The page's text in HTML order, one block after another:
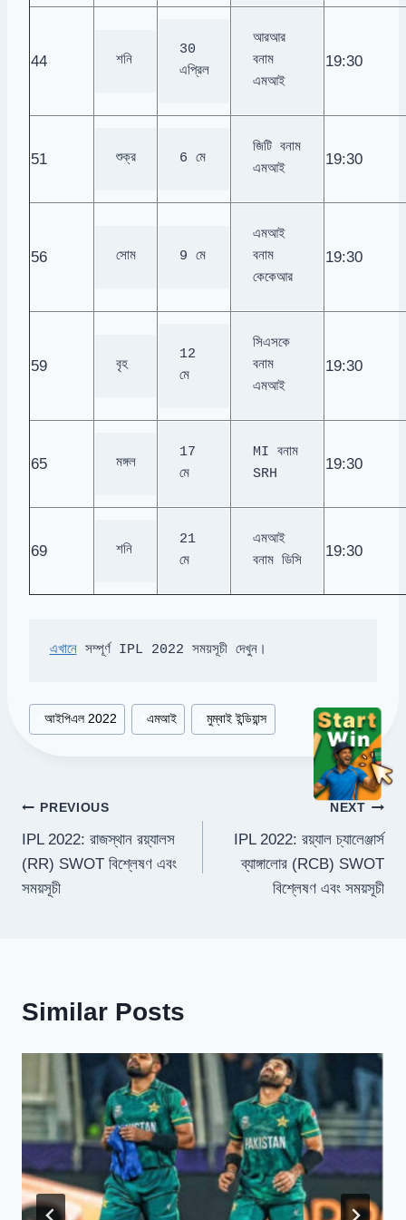
44 শনি
30
এপ্রিল
আরআর
বনাম
এমআই
19:30
51 শুক্র 6 মে
জিটি বনাম
এমআই
19:30
56 সোম 9 মে
এমআই
বনাম
কেকেআর
19:30
59 বৃহ
12
মে
সিএসকে
বনাম
এমআই
19:30
65 মঙ্গল
17
মে
MI বনাম
SRH
19:30
69 শনি
21
মে
এমআই
বনাম ডিসি
19:30
এখানে সম্পূর্ণ IPL 2022 সময়সূচী দেখুন।
Post
Tags:
#আইপিএল 2022 #এমআই #মুম্বাই ইন্ডিয়ান্স
Post
navigation
PREVIOUS
IPL 2022: রাজস্থান রয়্যালস
(RR) SWOT বিশ্লেষণ এবং
সময়সূচী
NEXT
IPL 2022: রয়্যাল চ্যালেঞ্জার্স
ব্যাঙ্গালোর (RCB) SWOT
বিশ্লেষণ এবং সময়সূচী
Similar Posts